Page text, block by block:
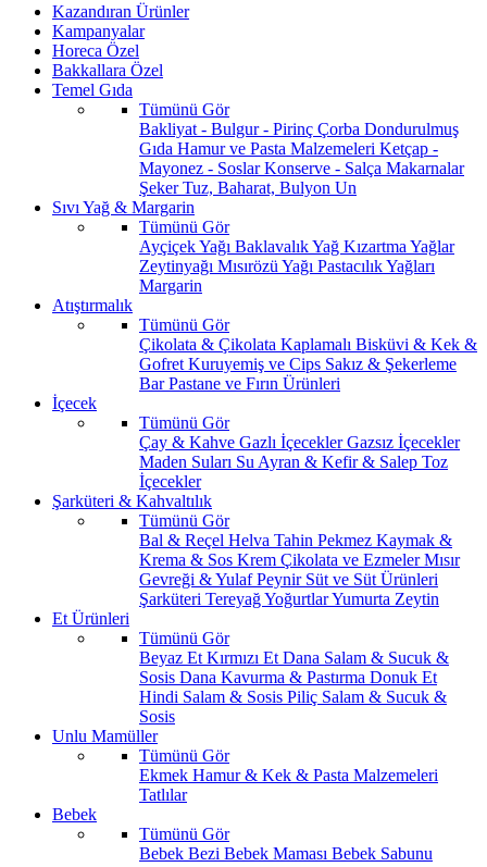
Kazandıran Ürünler
Kampanyalar
Horeca Özel
Bakkallara Özel
Temel Gıda
Tümünü Gör
Bakliyat - Bulgur - Pirinç Çorba Dondurulmuş
Gıda Hamur ve Pasta Malzemeleri Ketçap -
Mayonez - SoslarKonserve - Salça Makarnalar
ŞekerTuz, Baharat, Bulyon Un
Sıvı Yağ & Margarin
Tümünü Gör
Ayçiçek Yağı Baklavalık Yağ Kızartma Yağlar
Zeytinyağı Mısırözü Yağı Pastacılık Yağları
Margarin
Atıştırmalık
Tümünü Gör
Çikolata & Çikolata Kaplamalı Bisküvi & Kek &
Gofret Kuruyemiş ve Cips Sakız & Şekerleme
BarPastane ve Fırın Ürünleri
İçecek
Tümünü Gör
Çay & Kahve Gazlı İçeceklerGazsız İçecekler
Maden Suları Su Ayran & Kefir & Salep Toz
İçecekler
Şarküteri & Kahvaltılık
Tümünü Gör
Bal & Reçel Helva Tahin Pekmez Kaymak &
Krema & Sos Krem Çikolata ve EzmelerMısır
Gevreği & YulafPeynir Süt ve Süt Ürünleri
Şarküteri TereyağYoğurtlarYumurta Zeytin
Et Ürünleri
Tümünü Gör
Beyaz Et Kırmızı Et Dana Salam & Sucuk &
Sosis Dana Kavurma & Pastırma Donuk Et
Hindi Salam & Sosis Piliç Salam & Sucuk &
Sosis
Unlu Mamüller
Tümünü Gör
Ekmek Hamur & Kek & Pasta Malzemeleri
Tatlılar
Bebek
Tümünü Gör
Bebek Bezi Bebek Maması Bebek Sabunu